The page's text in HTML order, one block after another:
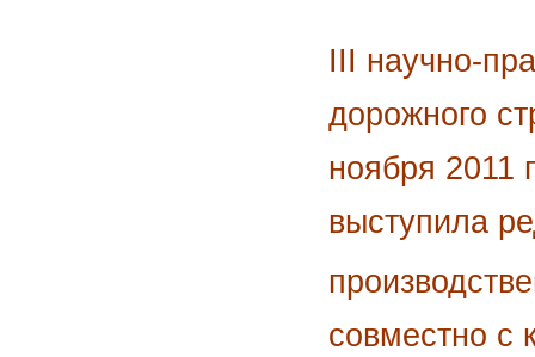
III научно-
дорожного
ноября 2011
выступила
совместно с